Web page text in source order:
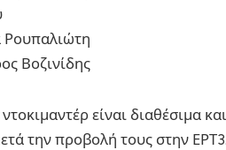
Ρουπαλιώτη
Βοζινίδης
είναι διαθέσιμα
την προβολή τους στην ΕΡΤ3.